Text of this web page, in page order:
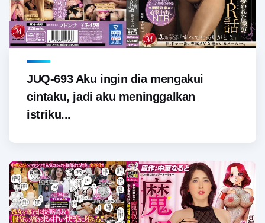
JUQ-693 Aku ingin dia mengakui
cintaku, jadi aku meninggalkan
istriku...